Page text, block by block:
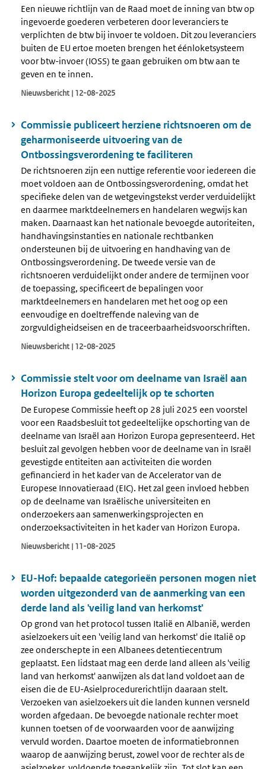
Een nieuwe richtlijn van de Raad moet de inning van btw op
ingevoerde goederen verbeteren door leveranciers te
verplichten de btw bij invoer te voldoen. Dit zou leveranciers
buiten de EU ertoe moeten brengen het éénloketsysteem
voor btw-invoer (IOSS) te gaan gebruiken om btw aan te
geven en te innen.
Nieuwsbericht | 12-08-2025
Commissie publiceert herziene richtsnoeren om de
geharmoniseerde uitvoering van de
Ontbossingsverordening te faciliteren
De richtsnoeren zijn een nuttige referentie voor iedereen die
moet voldoen aan de Ontbossingsverordening, omdat het
specifieke delen van de wetgevingstekst verder verduidelijkt
en daarmee marktdeelnemers en handelaren wegwijs kan
maken. Daarnaast kan het nationale bevoegde autoriteiten,
handhavingsinstanties en nationale rechtbanken
ondersteunen bij de uitvoering en handhaving van de
Ontbossingsverordening. De tweede versie van de
richtsnoeren verduidelijkt onder andere de termijnen voor
de toepassing, specificeert de bepalingen voor
marktdeelnemers en handelaren met het oog op een
eenvoudige en doeltreffende naleving van de
zorgvuldigheidseisen en de traceerbaarheidsvoorschriften.
Nieuwsbericht | 12-08-2025
Commissie stelt voor om deelname van Israël aan
Horizon Europa gedeeltelijk op te schorten
De Europese Commissie heeft op 28 juli 2025 een voorstel
voor een Raadsbesluit tot gedeeltelijke opschorting van de
deelname van Israël aan Horizon Europa gepresenteerd. Het
besluit zal gevolgen hebben voor de deelname van in Israël
gevestigde entiteiten aan activiteiten die worden
gefinancierd in het kader van de Accelerator van de
Europese Innovatieraad (EIC). Het zal geen invloed hebben
op de deelname van Israëlische universiteiten en
onderzoekers aan samenwerkingsprojecten en
onderzoeksactiviteiten in het kader van Horizon Europa.
Nieuwsbericht | 11-08-2025
EU-Hof: bepaalde categorieën personen mogen niet
worden uitgezonderd van de aanmerking van een
derde land als 'veilig land van herkomst'
Op grond van het protocol tussen Italië en Albanië, werden
asielzoekers uit een 'veilig land van herkomst' die Italië op
zee onderschepte in een Albanees detentiecentrum
geplaatst. Een lidstaat mag een derde land alleen als 'veilig
land van herkomst' aanwijzen als dat land voldoet aan de
eisen die de EU-Asielprocedurerichtlijn daaraan stelt.
Verzoeken van asielzoekers uit die landen kunnen versneld
worden afgedaan. De bevoegde nationale rechter moet
kunnen toetsen of de voorwaarden voor de aanwijzing
vervuld worden. Daartoe moeten de informatiebronnen
waarop de aanwijzing berust, zowel voor de rechter als de